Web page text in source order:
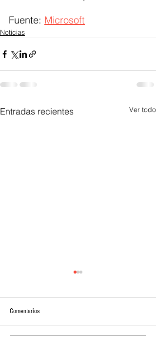
Fuente: Microsoft
Noticias
Entradas recientes Ver todo
Comentarios